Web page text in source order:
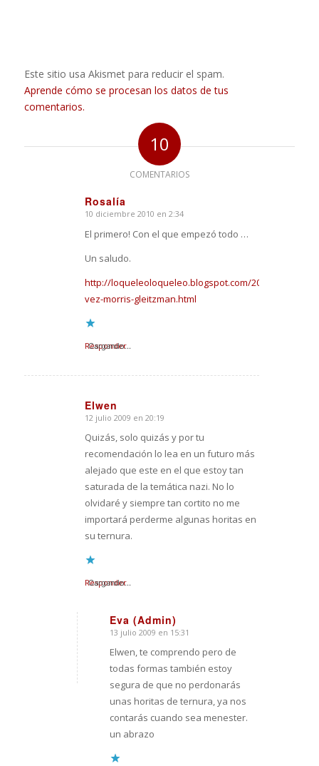
Este sitio usa Akismet para reducir el spam.
Aprende cómo se procesan los datos de tus
comentarios.
10
COMENTARIOS
Rosalía
Dice:
10 diciembre 2010 en 2:34
El primero! Con el que empezó todo …
Un saludo.
http://loqueleoloqueleo.blogspot.com/2008/12/una-
vez-morris-gleitzman.html
Cargando...
Responder
Elwen
Dice:
12 julio 2009 en 20:19
Quizás, solo quizás y por tu
recomendación lo lea en un futuro más
alejado que este en el que estoy tan
saturada de la temática nazi. No lo
olvidaré y siempre tan cortito no me
importará perderme algunas horitas en
su ternura.
Cargando...
Responder
Eva (Admin)
Dice:
13 julio 2009 en 15:31
Elwen, te comprendo pero de
todas formas también estoy
segura de que no perdonarás
unas horitas de ternura, ya nos
contarás cuando sea menester.
un abrazo